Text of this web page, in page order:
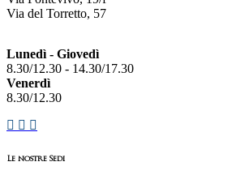
Via del Torretto, 57
Lunedì - Giovedì
8.30/12.30 - 14.30/17.30
Venerdì
8.30/12.30
Le nostre Sedi